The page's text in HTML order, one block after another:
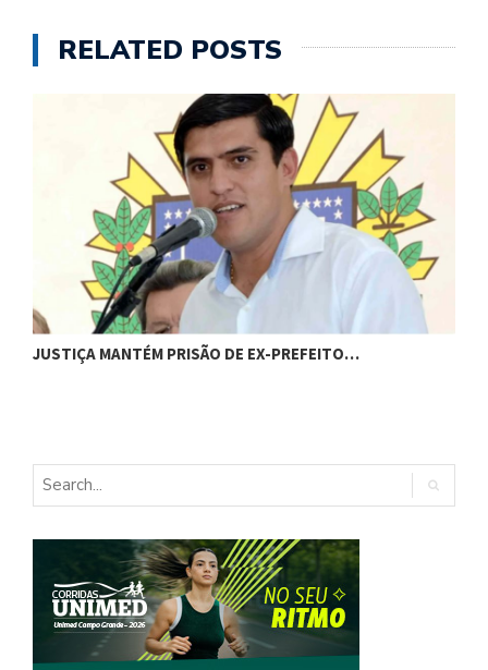
RELATED POSTS
JUSTIÇA MANTÉM PRISÃO DE EX-PREFEITO…